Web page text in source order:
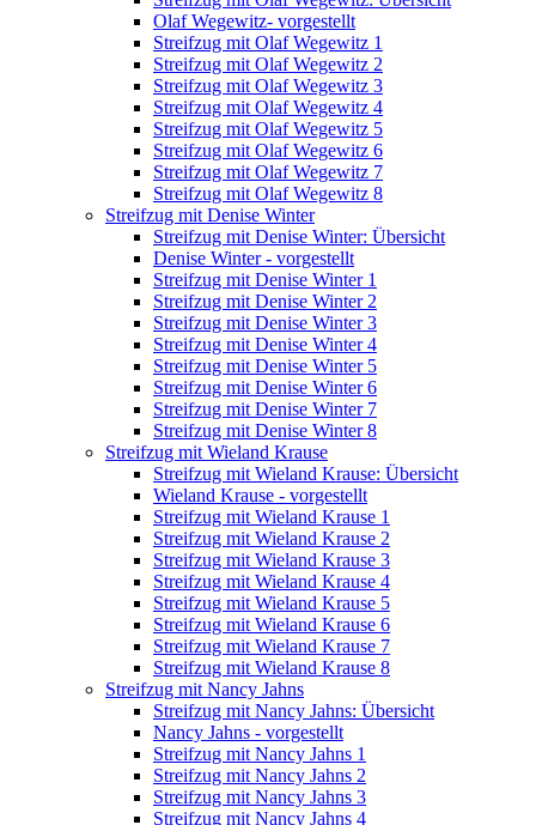
Olaf Wegewitz- vorgestellt
Streifzug mit Olaf Wegewitz 1
Streifzug mit Olaf Wegewitz 2
Streifzug mit Olaf Wegewitz 3
Streifzug mit Olaf Wegewitz 4
Streifzug mit Olaf Wegewitz 5
Streifzug mit Olaf Wegewitz 6
Streifzug mit Olaf Wegewitz 7
Streifzug mit Olaf Wegewitz 8
Streifzug mit Denise Winter
Streifzug mit Denise Winter: Übersicht
Denise Winter - vorgestellt
Streifzug mit Denise Winter 1
Streifzug mit Denise Winter 2
Streifzug mit Denise Winter 3
Streifzug mit Denise Winter 4
Streifzug mit Denise Winter 5
Streifzug mit Denise Winter 6
Streifzug mit Denise Winter 7
Streifzug mit Denise Winter 8
Streifzug mit Wieland Krause
Streifzug mit Wieland Krause: Übersicht
Wieland Krause - vorgestellt
Streifzug mit Wieland Krause 1
Streifzug mit Wieland Krause 2
Streifzug mit Wieland Krause 3
Streifzug mit Wieland Krause 4
Streifzug mit Wieland Krause 5
Streifzug mit Wieland Krause 6
Streifzug mit Wieland Krause 7
Streifzug mit Wieland Krause 8
Streifzug mit Nancy Jahns
Streifzug mit Nancy Jahns: Übersicht
Nancy Jahns - vorgestellt
Streifzug mit Nancy Jahns 1
Streifzug mit Nancy Jahns 2
Streifzug mit Nancy Jahns 3
Streifzug mit Nancy Jahns 4